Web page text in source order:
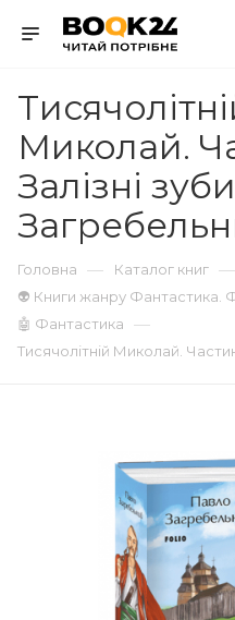
Миколай.
Залізні
Головна — Каталог книг —
👽 Книги жанру Фантастика.
🤖 Фантастика —
Тисячолітній Миколай.